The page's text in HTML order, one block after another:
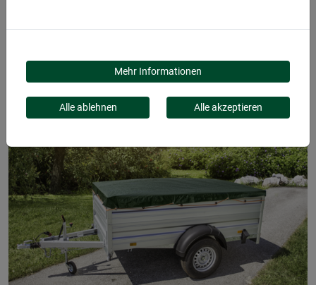
Mehr Informationen
Alle ablehnen Alle akzeptieren